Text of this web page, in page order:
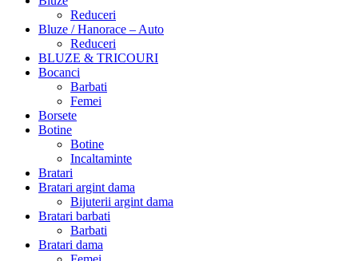
Reduceri
Bluze / Hanorace – Auto
Reduceri
BLUZE & TRICOURI
Bocanci
Barbati
Femei
Borsete
Botine
Botine
Incaltaminte
Bratari
Bratari argint dama
Bijuterii argint dama
Bratari barbati
Barbati
Bratari dama